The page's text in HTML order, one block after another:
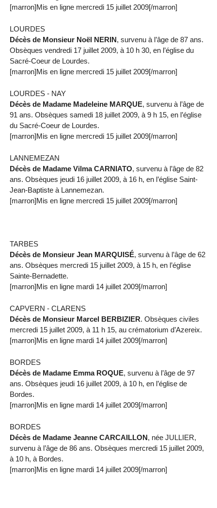
[marron]Mis en ligne mercredi 15 juillet 2009[/marron]
LOURDES
Décès de Monsieur Noël NERIN, survenu à l’âge de 87 ans.
Obsèques vendredi 17 juillet 2009, à 10 h 30, en l’église du
Sacré-Coeur de Lourdes.
[marron]Mis en ligne mercredi 15 juillet 2009[/marron]
LOURDES - NAY
Décès de Madame Madeleine MARQUE, survenu à l’âge de
91 ans. Obsèques samedi 18 juillet 2009, à 9 h 15, en l’église
du Sacré-Coeur de Lourdes.
[marron]Mis en ligne mercredi 15 juillet 2009[/marron]
LANNEMEZAN
Décès de Madame Vilma CARNIATO, survenu à l’âge de 82
ans. Obsèques jeudi 16 juillet 2009, à 16 h, en l’église Saint-
Jean-Baptiste à Lannemezan.
[marron]Mis en ligne mercredi 15 juillet 2009[/marron]
TARBES
Décès de Monsieur Jean MARQUISÉ, survenu à l’âge de 62
ans. Obsèques mercredi 15 juillet 2009, à 15 h, en l’église
Sainte-Bernadette.
[marron]Mis en ligne mardi 14 juillet 2009[/marron]
CAPVERN - CLARENS
Décès de Monsieur Marcel BERBIZIER. Obsèques civiles
mercredi 15 juillet 2009, à 11 h 15, au crématorium d’Azereix.
[marron]Mis en ligne mardi 14 juillet 2009[/marron]
BORDES
Décès de Madame Emma ROQUE, survenu à l’âge de 97
ans. Obsèques jeudi 16 juillet 2009, à 10 h, en l’église de
Bordes.
[marron]Mis en ligne mardi 14 juillet 2009[/marron]
BORDES
Décès de Madame Jeanne CARCAILLON, née JULLIER,
survenu à l’âge de 86 ans. Obsèques mercredi 15 juillet 2009,
à 10 h, à Bordes.
[marron]Mis en ligne mardi 14 juillet 2009[/marron]